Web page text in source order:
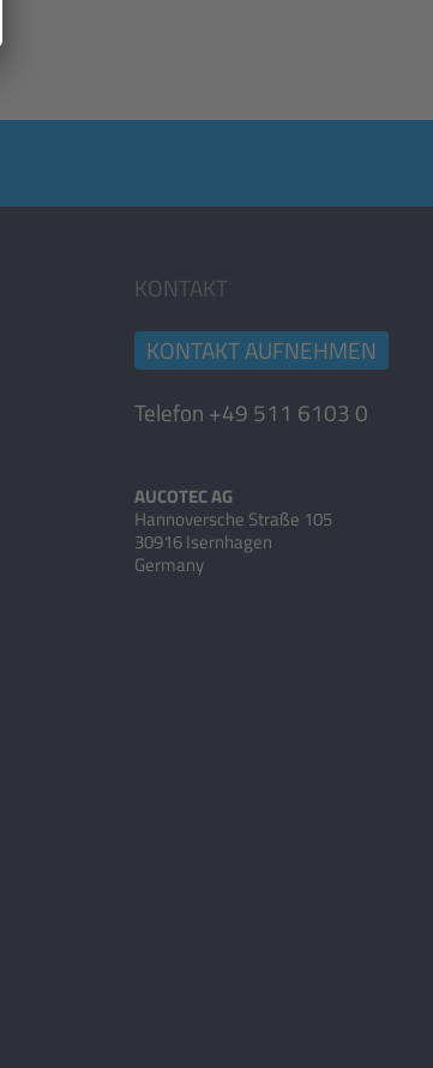
KONTAKT
KONTAKT AUFNEHMEN
Telefon +49 511 6103 0
AUCOTEC AG
Hannoversche Straße 105
30916 Isernhagen
Germany